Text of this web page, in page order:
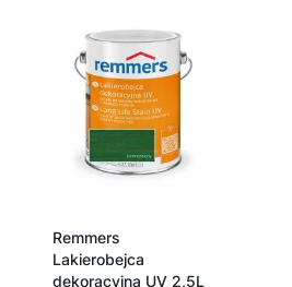
Remmers
Lakierobejca
dekoracyjna UV 2,5L